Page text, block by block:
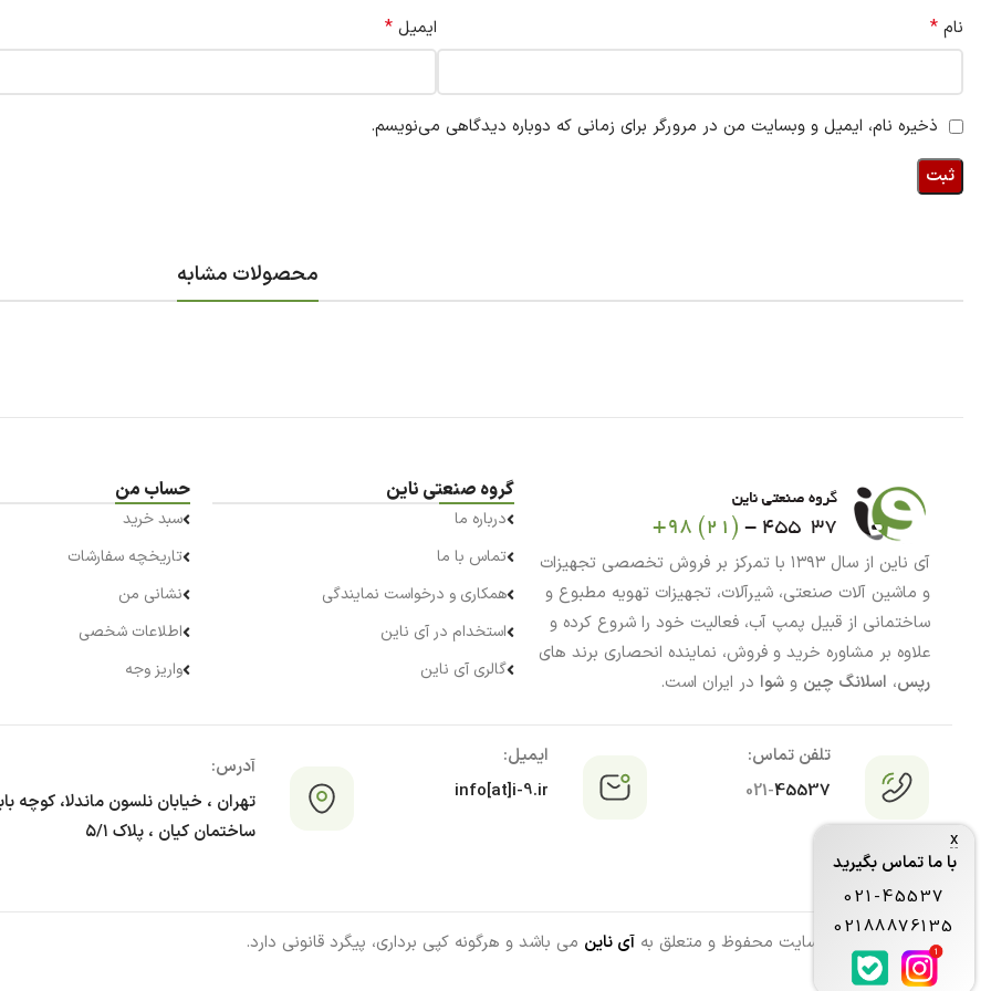
نام * ایمیل *
ذخیره نام، ایمیل و وبسایت من در مرورگر برای زمانی که دوباره دیدگاهی می‌نویسم.
محصولات مشابه
آی ناین از سال ۱۳۹۳ با تمرکز بر فروش تخصصی تجهیزات
و ماشین آلات صنعتی، شیرآلات، تجهیزات تهویه مطبوع و
ساختمانی از قبیل پمپ آب، فعالیت خود را شروع کرده و
علاوه بر مشاوره خرید و فروش، نماینده انحصاری برند های
رپس، اسلانگ چین و شوا در ایران است.
گروه صنعتی ناین
درباره ما
تماس با ما
همکاری و درخواست نمایندگی
استخدام در آی ناین
گالری آی ناین
حساب من
سبد خرید
تاریخچه سفارشات
نشانی من
اطلاعات شخصی
واریز وجه
تلفن تماس:
021-45537
ایمیل:
info[at]i-9.ir
آدرس:
تهران ، خیابان نلسون ماندلا، کوچه
ساختمان کیان ، پلاک ۵/۱
تمامی حقوق این سایت محفوظ و متعلق به آی ناین می باشد و هرگونه کپی برداری، پیگرد قانونی دارد.
x
با ما تماس بگیرید
021-45537
02188876135